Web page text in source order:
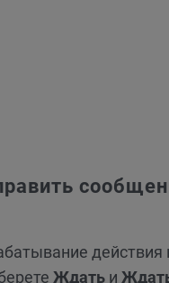
действия
Ждать и